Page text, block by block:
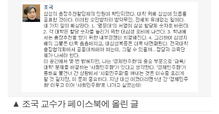
▲ 조국 교수가 페이스북에 올린 글